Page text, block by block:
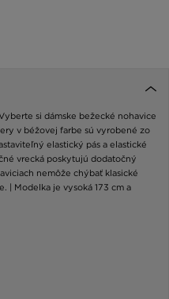
si dámske bežecké nohavice
v béžovej farbe sú vyrobené zo
elastický pás a elastické
vrecká poskytujú dodatočný
nemôže chýbať klasické
| Modelka je vysoká 173 cm a